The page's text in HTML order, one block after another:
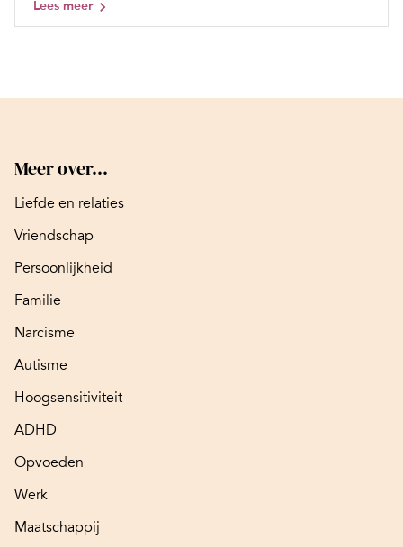
Lees meer
Meer over...
Liefde en relaties
Vriendschap
Persoonlijkheid
Familie
Narcisme
Autisme
Hoogsensitiviteit
ADHD
Opvoeden
Werk
Maatschappij